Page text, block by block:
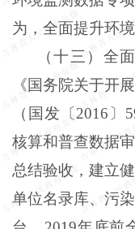
为，全面提升环
（十三）全
《国务院关于开
（国发〔2016
核算和普查数据
总结验收，建立
单位名录库、污